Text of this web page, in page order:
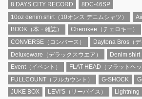
8 DAYS CITY RECORD
8DC-46SP
10oz denim shirt（10オンス デニムシャツ）
BOOK（本・雑誌）
Cherokee（チェロキー）
CONVERSE（コンバース）
Daytona Bros（デ
Deluxeware（デラックスウエア）
Denim shirt
Event（イベント）
FLAT HEAD（フラットヘッ
FULLCOUNT（フルカウント）
G-SHOCK
JUKE BOX
LEVI'S（リーバイス）
Lightning